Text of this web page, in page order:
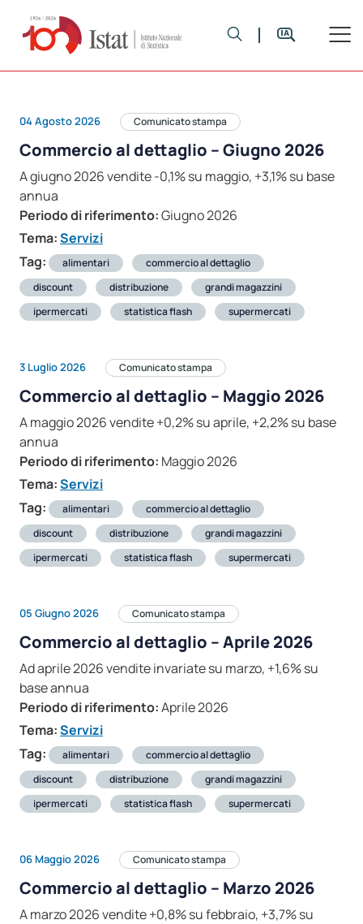
04 Agosto 2026 Comunicato stampa
Commercio al dettaglio – Giugno 2026
A giugno 2026 vendite -0,1% su maggio, +3,1% su base
annua
Periodo di riferimento:Giugno 2026
Tema:Servizi
Tag:
alimentari
commercio al dettaglio
discount
distribuzione
grandi magazzini
ipermercati
statistica flash supermercati
3 Luglio 2026 Comunicato stampa
Commercio al dettaglio – Maggio 2026
A maggio 2026 vendite +0,2% su aprile, +2,2% su base
annua
Periodo di riferimento: Maggio 2026
Tema:Servizi
Tag:
alimentari
commercio al dettaglio
discount
distribuzione
grandi magazzini
ipermercati
statistica flash supermercati
05 Giugno 2026 Comunicato stampa
Commercio al dettaglio – Aprile 2026
Ad aprile 2026 vendite invariate su marzo, +1,6% su
base annua
Periodo di riferimento:Aprile 2026
Tema:Servizi
Tag:
alimentari
commercio al dettaglio
discount
distribuzione
grandi magazzini
ipermercati
statistica flash supermercati
06 Maggio 2026 Comunicato stampa
Commercio al dettaglio – Marzo 2026
A marzo 2026 vendite +0,8% su febbraio, +3,7% su